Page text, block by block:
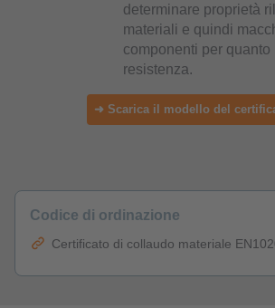
determinare proprietà
materiali e quindi
componenti per quanto
resistenza.
➜ Scarica il modello del
Codice di ordinazione
Certificato di collaudo materiale